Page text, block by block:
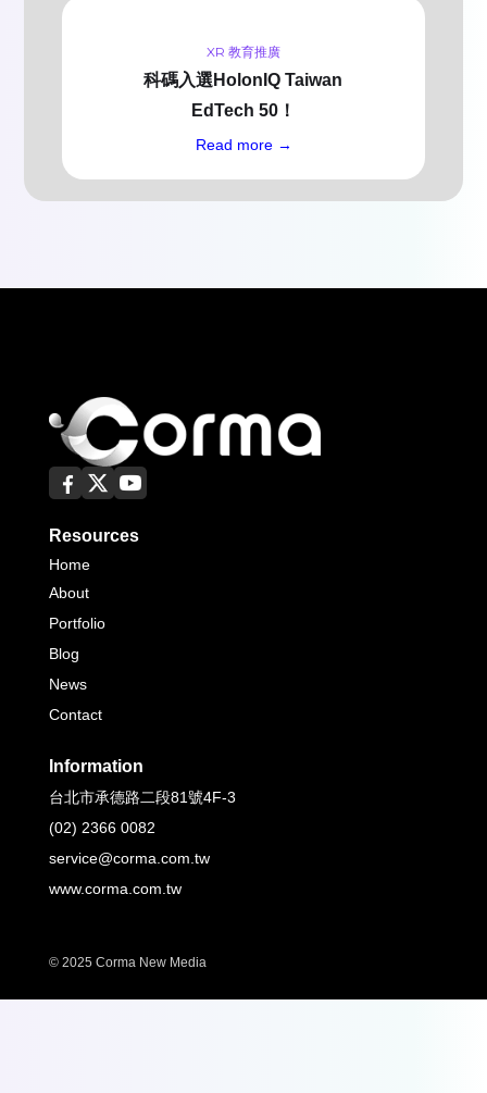
XR 教育推廣
科碼入選HolonIQ Taiwan
EdTech 50！
Read more →
Resources
Home
About
Portfolio
Blog
News
Contact
Information
台北市承德路二段81號4F-3
(02) 2366 0082
service@corma.com.tw
www.corma.com.tw
© 2025 Corma New Media